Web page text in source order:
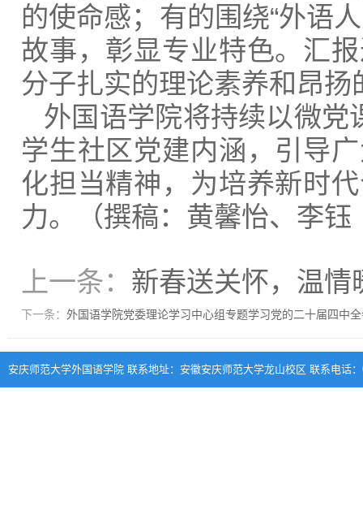
的使命感；有的围绕“外语
故事，彰显专业特色。汇
分子扎实的理论素养和昂扬
外国语学院将持续以微党
学生社区党建内涵，引导
化担当精神，为培养新时
力。（撰稿：黄馨怡、李
上一条： 新春送关怀，温
下一条： 外国语学院党委理论学习中心组专题学习党的二十届四中
安庆师范大学外国语学院 联系地址：安徽安庆师范大学龙山校区 联系电话